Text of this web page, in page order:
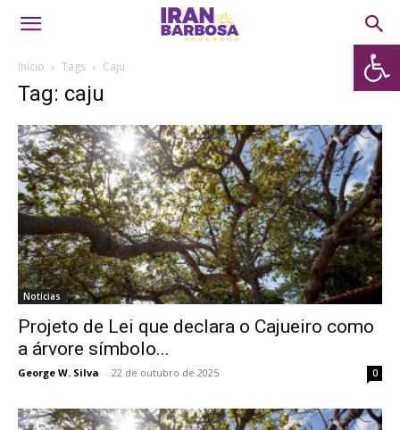
Abrir
Início Tags Caju
Tag: caju
Notícias
Projeto de Lei que declara o Cajueiro como
a árvore símbolo...
George W. Silva - 22 de outubro de 2025 0